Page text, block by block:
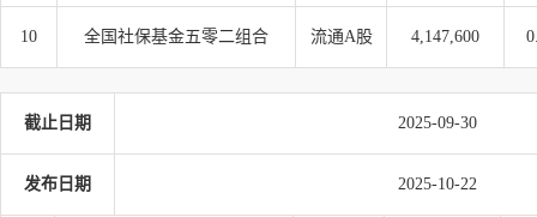
10 全国社保基金五零二组合 流通A股 4,147,600
截止日期 2025-09-30
发布日期 2025-10-22